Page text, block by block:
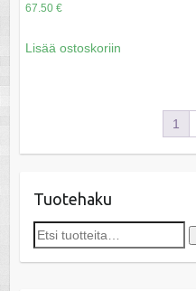
67.50 €
Lisää ostoskoriin
1
Tuotehaku
Etsi: